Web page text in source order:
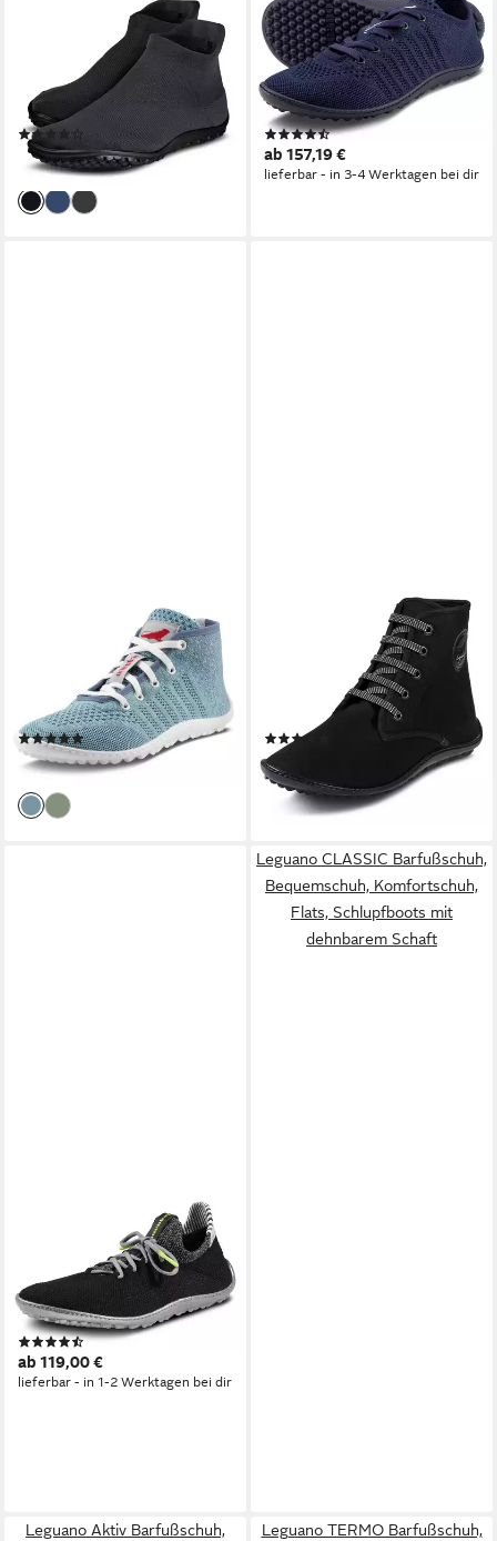
SNEAKER Barfußschuh,
Bequemschuh, Komfortschuh
für Maschinenwäsche
geeignet
(66)
87,00 €
lieferbar - in 1-2 Werktagen bei dir
LEGUANO
GO Barfußschuh
Schnürschuh, Halbschuh, der
das taktile Empfinden
verstärkt
(3)
ab 157,19 €
lieferbar - in 3-4 Werktagen bei dir
GO Barfußschuh,
Bequemschuh, Komfortschuh,
Schnürboots, flexible
Halbkugellaufsohle
(9)
165,00 €
leider ausverkauft
CHESTER LIGHT
Barfußschuh, Bequemschuh,
Komfortschuh, Flats,
Schnürboots, Made in
Germany
ab 169,00 €
lieferbar - in 1-2 Werktagen bei dir
INSPIRO Barfußschuh Slip-
On-Sneaker, Bequemschuh,
Komfortschuh mit
Kontrastbesatz
(10)
ab 119,00 €
lieferbar - in 1-2 Werktagen bei dir
Leguano CLASSIC Barfußschuh,
Bequemschuh, Komfortschuh,
Flats, Schlupfboots mit
dehnbarem Schaft
Leguano Aktiv Barfußschuh,
Leguano TERMO Barfußschuh,